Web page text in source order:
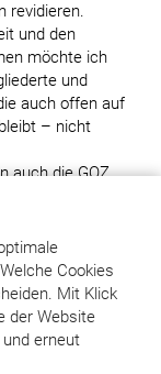
Cookies
Mit Klick
der Website
erneut
revidieren.
und den
möchte ich
und
auch offen auf
– nicht
auch die GOZ
aber feinen
& easy,
der PKV-
von
von Gutachten
aus,